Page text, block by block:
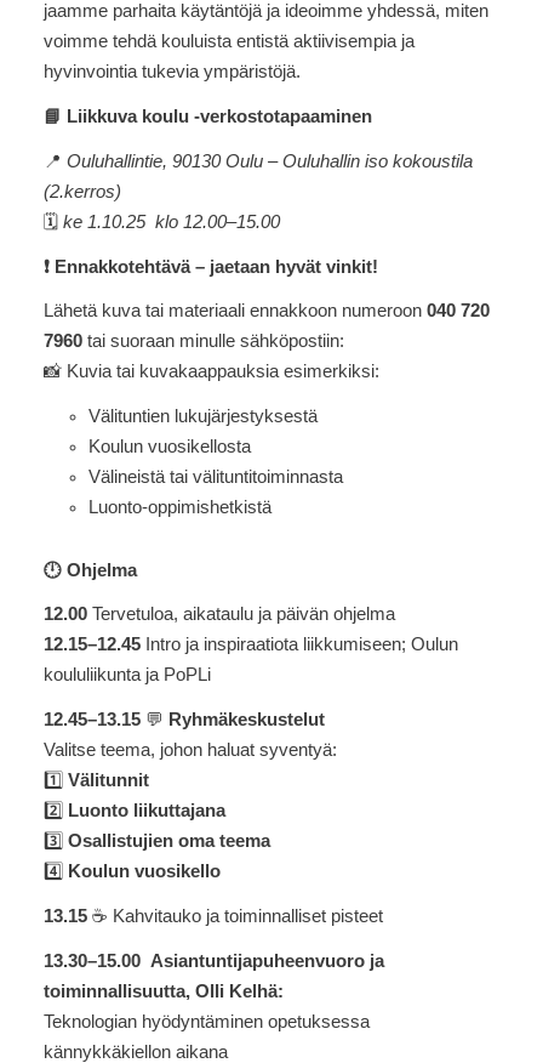
jaamme parhaita käytäntöjä ja ideoimme yhdessä, miten
voimme tehdä kouluista entistä aktiivisempia ja
hyvinvointia tukevia ympäristöjä.
📘 Liikkuva koulu -verkostotapaaminen
📍 Ouluhallintie, 90130 Oulu – Ouluhallin iso kokoustila
(2.kerros)
🗓️ ke 1.10.25 klo 12.00–15.00
❗ Ennakkotehtävä – jaetaan hyvät vinkit!
Lähetä kuva tai materiaali ennakkoon numeroon 040 720
7960tai suoraan minulle sähköpostiin:
📸 Kuvia tai kuvakaappauksia esimerkiksi:
Välituntien lukujärjestyksestä
Koulun vuosikellosta
Välineistä tai välituntitoiminnasta
Luonto-oppimishetkistä
🕛 Ohjelma
12.00Tervetuloa, aikataulu ja päivän ohjelma
12.15–12.45Intro ja inspiraatiota liikkumiseen; Oulun
koululiikunta ja PoPLi
12.45–13.15💬 Ryhmäkeskustelut
Valitse teema, johon haluat syventyä:
1️⃣ Välitunnit
2️⃣ Luonto liikuttajana
3️⃣ Osallistujien oma teema
4️⃣ Koulun vuosikello
13.15☕ Kahvitauko ja toiminnalliset pisteet
13.30–15.00 Asiantuntijapuheenvuoro ja
toiminnallisuutta, Olli Kelhä:
Teknologian hyödyntäminen opetuksessa
kännykkäkiellon aikana